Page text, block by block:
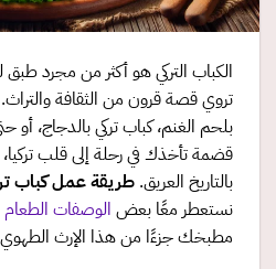
الكباب التركي هو أكثر من مجرد
تروي قصة قرون من الثقافة
بلحم الغنم، كباب تركي بالدجاج، أو
قضمة تأخذك في رحلة إلى قلب
بالتاريخ العريق. طريقة عمل كباب
نستعطر معًا بعض الوصفات الطعام
مطبخك جزءًا من هذا الإرث